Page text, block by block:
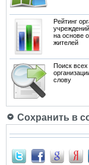
Рейтинг
на основе
жителей
Поиск
слову
Сохранить в